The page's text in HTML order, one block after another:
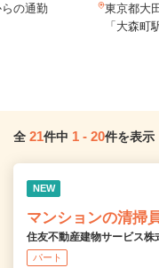
の通勤
東京都大
「大森町
全 21件中 1 - 20件を表示
NEW
マンションの清掃
住友不動産建物サービス
パート